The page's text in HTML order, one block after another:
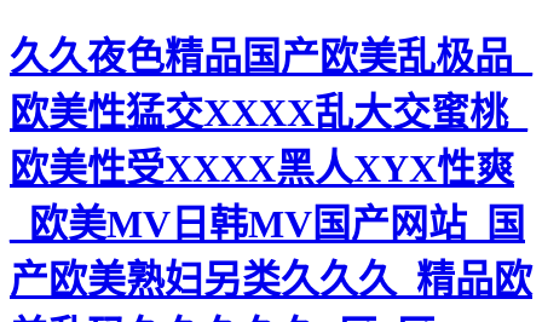
久久夜色精品国产欧美乱极品_
欧美性猛交XXXX乱大交蜜桃_
欧美性受XXXX黑人XYX性爽
_欧美MV日韩MV国产网站_国
产欧美熟妇另类久久久_精品欧